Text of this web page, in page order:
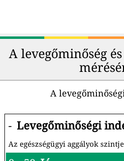
A levegőminőség
A
- Levegőminőségi
Az egészségügyi aggályok